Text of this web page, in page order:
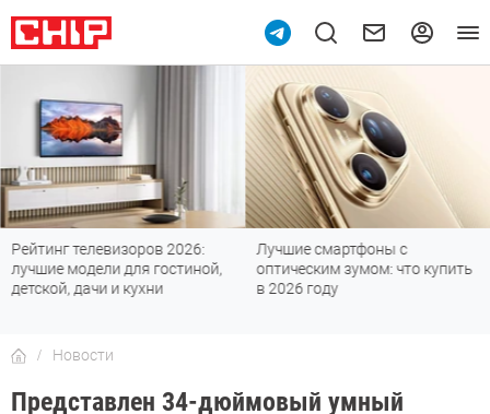
Рейтинг телевизоров 2026:
лучшие модели для гостиной,
детской, дачи и кухни
Лучшие смартфоны с
оптическим зумом: что купить
в 2026 году
Новости
Представлен 34-дюймовый умный